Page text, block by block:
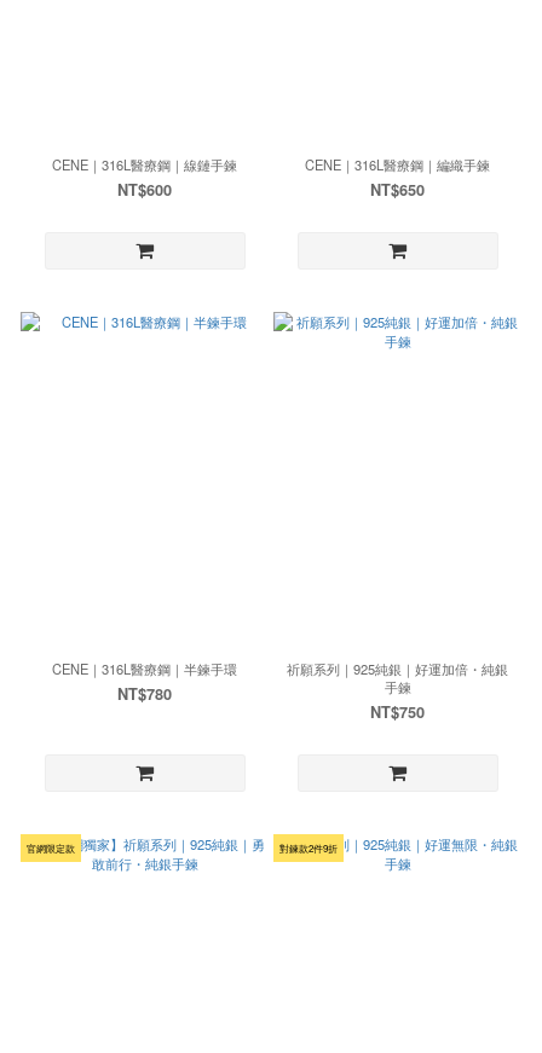
CENE｜316L醫療鋼｜線鏈手鍊
NT$600
CENE｜316L醫療鋼｜編織手鍊
NT$650
CENE｜316L醫療鋼｜半鍊手環
NT$780
祈願系列｜925純銀｜好運加倍・純銀
手鍊
NT$750
官網限定款 對鍊款2件9折